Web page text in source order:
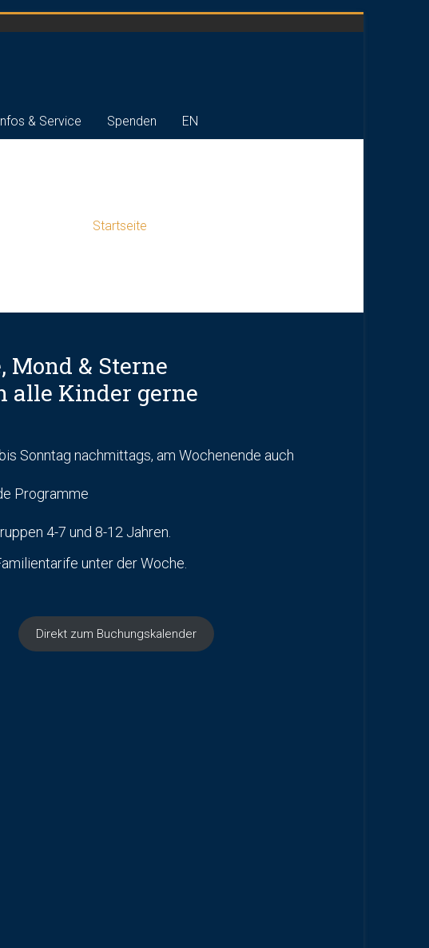
& Service Spenden EN
Startseite
Mond & Sterne
alle Kinder gerne
Sonntag nachmittags, am Wochenende auch
Programme
4-7 und 8-12 Jahren.
unter der Woche.
Direkt zum Buchungskalender